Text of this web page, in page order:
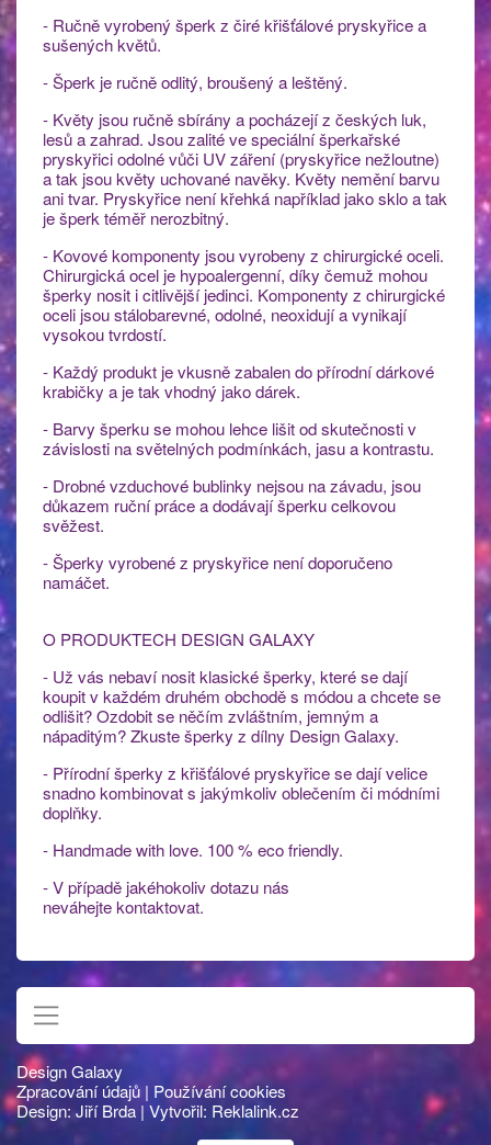
- Ručně vyrobený šperk z čiré křišťálové pryskyřice a
sušených květů.
- Šperk je ručně odlitý, broušený a leštěný.
- Květy jsou ručně sbírány a pocházejí z českých luk,
lesů a zahrad. Jsou zalité ve speciální šperkařské
pryskyřici odolné vůči UV záření (pryskyřice nežloutne)
a tak jsou květy uchované navěky. Květy nemění barvu
ani tvar. Pryskyřice není křehká například jako sklo a tak
je šperk téměř nerozbitný.
- Kovové komponenty jsou vyrobeny z chirurgické oceli.
Chirurgická ocel je hypoalergenní, díky čemuž mohou
šperky nosit i citlivější jedinci. Komponenty z chirurgické
oceli jsou stálobarevné, odolné, neoxidují a vynikají
vysokou tvrdostí.
- Každý produkt je vkusně zabalen do přírodní dárkové
krabičky a je tak vhodný jako dárek.
- Barvy šperku se mohou lehce lišit od skutečnosti v
závislosti na světelných podmínkách, jasu a kontrastu.
- Drobné vzduchové bublinky nejsou na závadu, jsou
důkazem ruční práce a dodávají šperku celkovou
svěžest.
- Šperky vyrobené z pryskyřice není doporučeno
namáčet.
O PRODUKTECH DESIGN GALAXY
- Už vás nebaví nosit klasické šperky, které se dají
koupit v každém druhém obchodě s módou a chcete se
odlišit? Ozdobit se něčím zvláštním, jemným a
nápaditým? Zkuste šperky z dílny Design Galaxy.
- Přírodní šperky z křišťálové pryskyřice se dají velice
snadno kombinovat s jakýmkoliv oblečením či módními
doplňky.
- Handmade with love. 100 % eco friendly.
- V případě jakéhokoliv dotazu nás
neváhejte kontaktovat.
Design Galaxy
Zpracování údajů | Používání cookies
Design: Jiří Brda | Vytvořil: Reklalink.cz